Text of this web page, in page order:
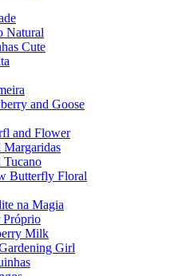
Natural
Cute
and Goose
and Flower
Margaridas
Tucano
Butterfly Floral
na Magia
Próprio
Milk
Girl